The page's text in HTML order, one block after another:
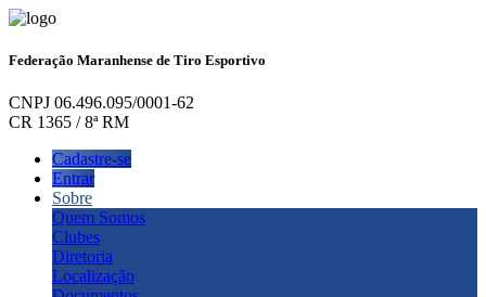
Federação Maranhense de Tiro Esportivo
CNPJ 06.496.095/0001-62
CR 1365 / 8ª RM
Cadastre-se
Entrar
Sobre
Quem Somos
Clubes
Diretoria
Localização